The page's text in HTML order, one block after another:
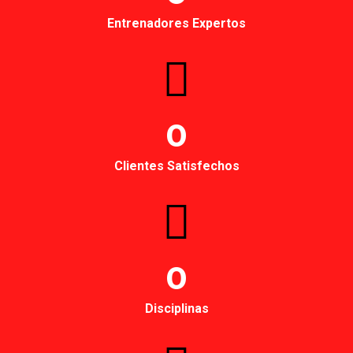
Entrenadores Expertos
0
Clientes Satisfechos
0
Disciplinas